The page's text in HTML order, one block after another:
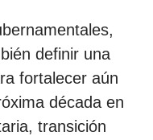
definir una
fortalecer aún
década en
transición